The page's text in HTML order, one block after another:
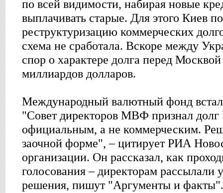
по всей видимости, набирая новые
выплачивать старые. Для этого Киев
реструктуризацию коммерческих
схема не сработала. Вскоре между
спор о характере долга перед
миллиардов долларов.
Международный валютный фонд встал
"Совет директоров МВФ признал
официальным, а не коммерческим.
заочной форме", – цитирует РИА
организации. Он рассказал, как
голосования – директорам рассылали
решения, пишут "Аргументы и